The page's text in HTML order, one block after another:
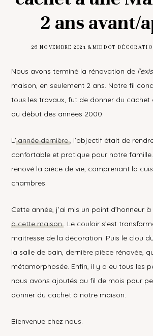
2 ans avant/
26 NOVEMBRE 2021 &MIDDOT
Nous avons terminé la rénovation de
maison, en seulement 2 ans. Notre fil
tous les travaux, fut de donner du
du début des années 2000.
L’année dernière, l’objectif était de
confortable et pratique pour notre
rénové la pièce de vie, comprenant la
chambres.
Cette année, j’ai mis un point d’honneur à
à cette maison . Le couloir s’est
maitresse de la décoration. Puis le clou
la salle de bain, dernière pièce rénovée,
métamorphosée. Enfin, il y a eu tous les
nous avons ajoutés au fil de mois pour
donner du cachet à notre maison.
Bienvenue chez nous.